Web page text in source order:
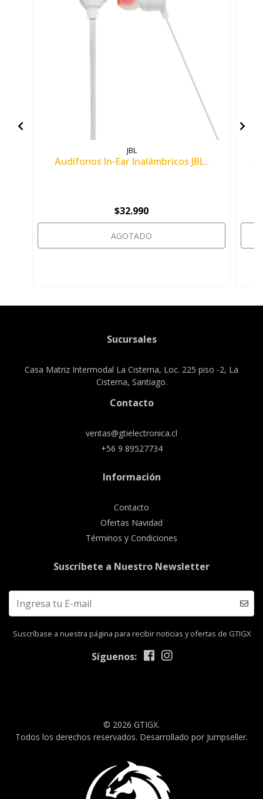
JBL
Audífonos In-Ear Inalámbricos JBL..
$32.990
AGOTADO
Sucursales
Casa Matriz Intermodal La Cisterna, Loc. 225 piso -2, La
Cisterna, Santiago.
Contacto
ventas@gtielectronica.cl
+56 9 89527734
Información
Contacto
Ofertas Navidad
Términos y Condiciones
Suscríbete a Nuestro Newsletter
Suscríbase a nuestra página para recibir noticias y ofertas de GTIGX
Síguenos:
© 2026 GTIGX.
Todos los derechos reservados. Desarrollado por Jumpseller.